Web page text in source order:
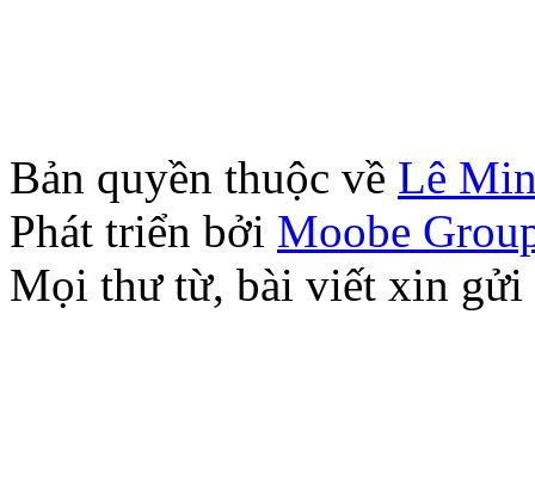
Bản quyền thuộc về Lê
Phát triển bởi Moobe
Mọi thư từ, bài viết xin gửi